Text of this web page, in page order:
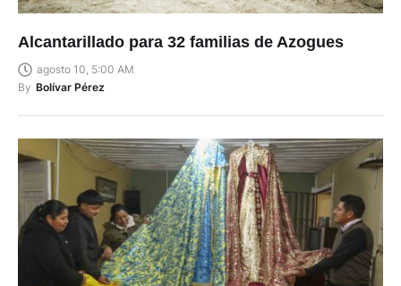
Alcantarillado para 32 familias de Azogues
agosto 10, 5:00 AM
By Bolívar Pérez